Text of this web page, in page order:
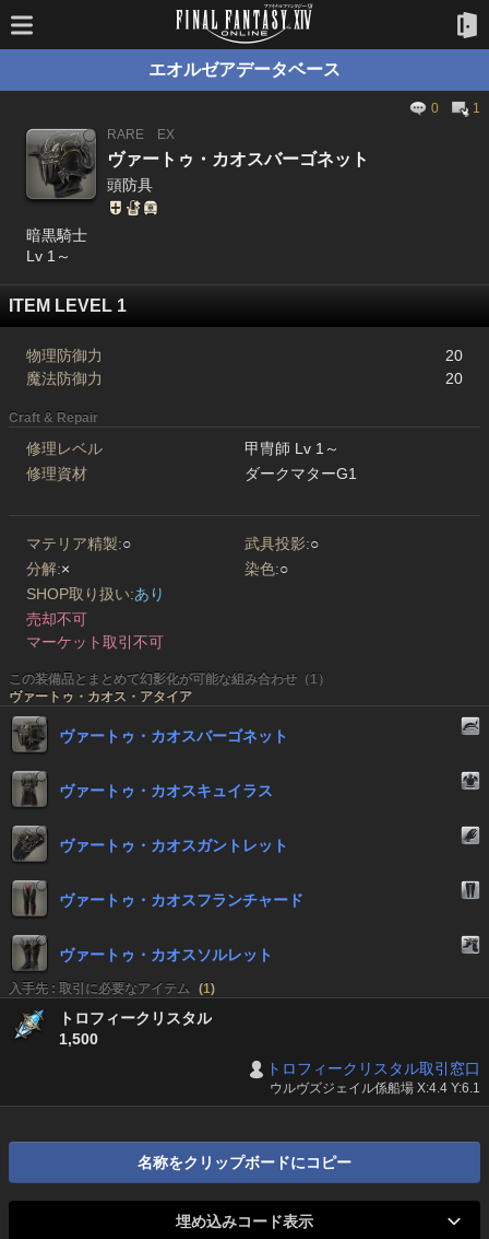
エオルゼアデータベース
0
1
RARE
EX
ヴァートゥ・カオスバーゴネット
頭防具
暗黒騎士
Lv 1～
ITEM LEVEL 1
物理防御力
20
魔法防御力
20
Craft & Repair
修理レベル
甲冑師 Lv 1～
修理資材
ダークマターG1
マテリア精製:○ 武具投影:○
分解:× 染色:○
SHOP取り扱い:あり
売却不可
マーケット取引不可
この装備品とまとめて幻影化が可能な組み合わせ（1）
ヴァートゥ・カオス・アタイア
ヴァートゥ・カオスバーゴネット
ヴァートゥ・カオスキュイラス
ヴァートゥ・カオスガントレット
ヴァートゥ・カオスフランチャード
ヴァートゥ・カオスソルレット
入手先 : 取引に必要なアイテム (1)
トロフィークリスタル
1,500
トロフィークリスタル取引窓口
ウルヴズジェイル係船場 X:4.4 Y:6.1
名称をクリップボードにコピー
埋め込みコード表示